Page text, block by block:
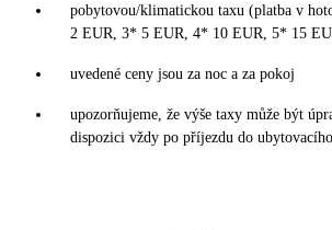
pobytovou/klimatickou taxu (platba v
2 EUR, 3* 5 EUR, 4* 10 EUR, 5* 15
uvedené ceny jsou za noc a za pokoj
upozorňujeme, že výše taxy může být
dispozici vždy po příjezdu do